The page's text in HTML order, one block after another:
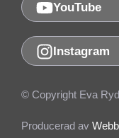
© Copyright Eva
Producerad av
YouTube
Instagram